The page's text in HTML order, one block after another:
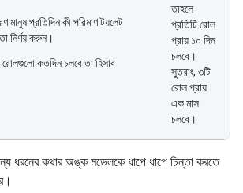
মানুষ প্রতিদিন কী পরিমাণ টয়লেট
নির্ণয় করুন।
কতদিন চলবে তা হিসাব
তাহলে
প্রতিটি রোল
প্রায় ১০ দিন
চলবে।
সুতরাং, ৩টি
রোল প্রায়
এক মাস
চলবে।
ধরনের কথার অঙ্ক মডেলকে ধাপে ধাপে চিন্তা করতে